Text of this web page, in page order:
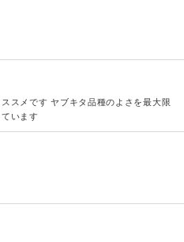
スメです ヤブキタ品種のよさを最大限
います